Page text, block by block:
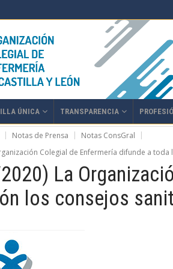
ÚNICA TRANSPARENCIA
Notas de Prensa
Notas ConsGral
Colegial de Enfermería difunde a
La
los consejos